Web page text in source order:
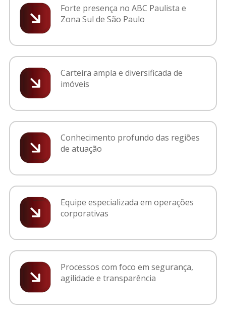
Forte presença no ABC Paulista e
Zona Sul de São Paulo
Carteira ampla e diversificada de
imóveis
Conhecimento profundo das regiões
de atuação
Equipe especializada em operações
corporativas
Processos com foco em segurança,
agilidade e transparência